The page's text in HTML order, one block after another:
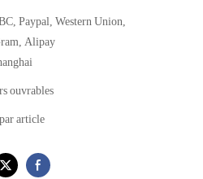
Paypal, Western Union,
Alipay
ouvrables
article